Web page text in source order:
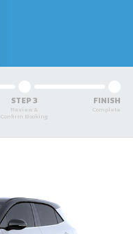
STEP 3
Review &
Confirm Booking
FINISH
Complete